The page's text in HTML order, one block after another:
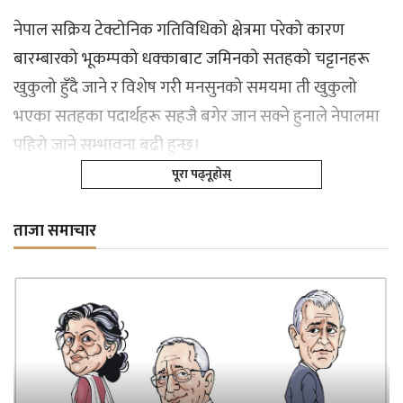
नेपाल सक्रिय टेक्टोनिक गतिविधिको क्षेत्रमा परेको कारण
बारम्बारको भूकम्पको धक्काबाट जमिनको सतहको चट्टानहरू
खुकुलो हुँदै जाने र विशेष गरी मनसुनको समयमा ती खुकुलो
भएका सतहका पदार्थहरू सहजै बगेर जान सक्ने हुनाले नेपालमा
पहिरो जाने सम्भावना बढी हुन्छ।
पूरा पढ्नूहोस्
ताजा समाचार